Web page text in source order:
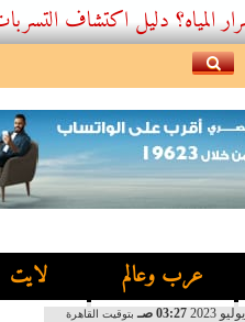
اكتشاف التسربات وأفضل...
عرب وعالم لايت
03:27 صـ بتوقيت القاهرة